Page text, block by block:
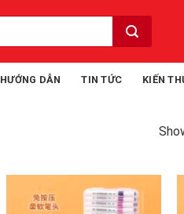
HƯỚNG DẪN TIN TỨC KIẾN